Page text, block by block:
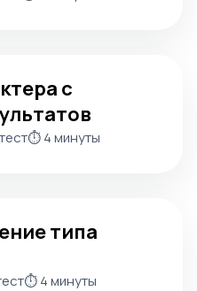
с
⏱️ 4 минуты
типа
⏱️ 4 минуты